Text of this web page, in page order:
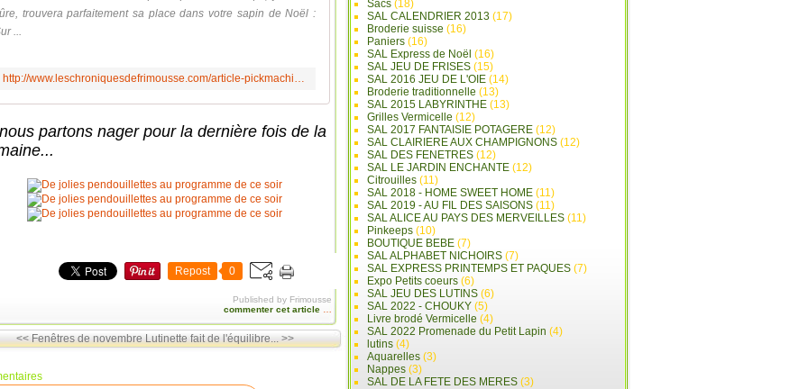
trouvera parfaitement sa place dans votre sapin de Noël :
...
http://www.leschroniquesdefrimousse.com/article-pickmachinchose-de-noel-112322403.html
partons nager pour la dernière fois de la
Repost 0
Published by Frimousse
commenter cet article
<< Fenêtres de novembre Lutinette fait de l'équilibre... >>
Sacs (18)
SAL CALENDRIER 2013 (17)
Broderie suisse (16)
Paniers (16)
SAL Express de Noël (16)
SAL JEU DE FRISES (15)
SAL 2016 JEU DE L'OIE (14)
Broderie traditionnelle (13)
SAL 2015 LABYRINTHE (13)
Grilles Vermicelle (12)
SAL 2017 FANTAISIE POTAGERE (12)
SAL CLAIRIERE AUX CHAMPIGNONS (12)
SAL DES FENETRES (12)
SAL LE JARDIN ENCHANTE (12)
Citrouilles (11)
SAL 2018 - HOME SWEET HOME (11)
SAL 2019 - AU FIL DES SAISONS (11)
SAL ALICE AU PAYS DES MERVEILLES (11)
Pinkeeps (10)
BOUTIQUE BEBE (7)
SAL ALPHABET NICHOIRS (7)
SAL EXPRESS PRINTEMPS ET PAQUES (7)
Expo Petits coeurs (6)
SAL JEU DES LUTINS (6)
SAL 2022 - CHOUKY (5)
Livre brodé Vermicelle (4)
SAL 2022 Promenade du Petit Lapin (4)
lutins (4)
Aquarelles (3)
Nappes (3)
SAL DE LA FETE DES MERES (3)